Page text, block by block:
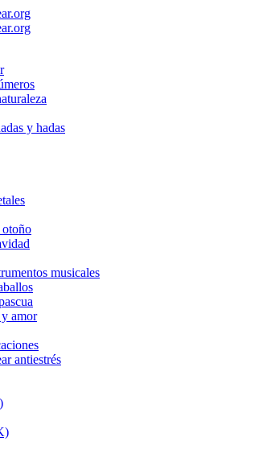
y hadas
musicales
amor
antiestrés